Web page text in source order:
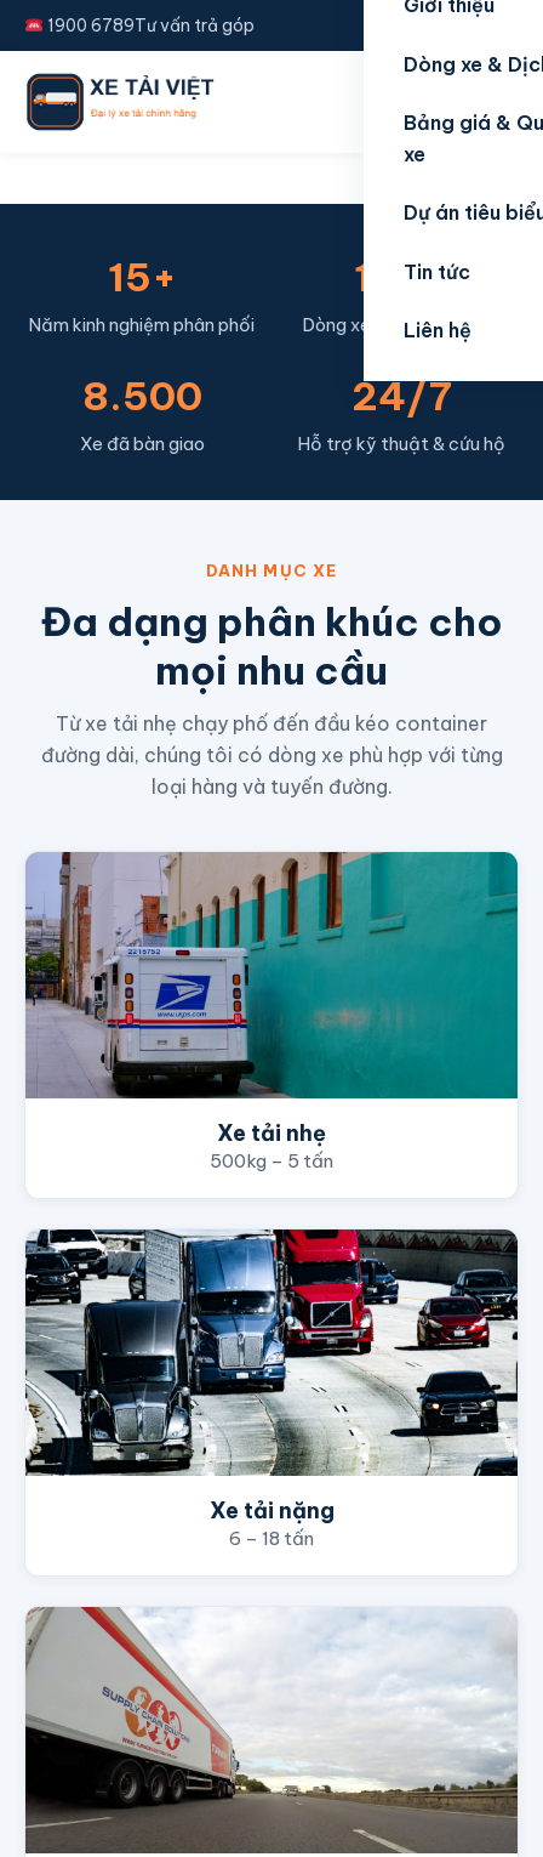
1900 6789Tư vấn trả góp
Giới thiệu
Dòng xe &
Bảng giá &
xe
Dự án tiêu
Tin tức
Liên hệ
Xe ben – xe chuyên
dụng
Đóng thùng theo yêu cầu, đăng kiểm tận nơi.
Xem bảng giá Liên hệ tư vấn
‹ ›
15+
Năm kinh nghiệm phân phối
120+
Dòng xe đang khai thác
8.500
Xe đã bàn giao
24/7
Hỗ trợ kỹ thuật & cứu hộ
DANH MỤC XE
Đa dạng phân khúc cho
mọi nhu cầu
Từ xe tải nhẹ chạy phố đến đầu kéo container
đường dài, chúng tôi có dòng xe phù hợp với từng
loại hàng và tuyến đường.
Xe tải nhẹ
500kg – 5 tấn
Xe tải nặng
6 – 18 tấn